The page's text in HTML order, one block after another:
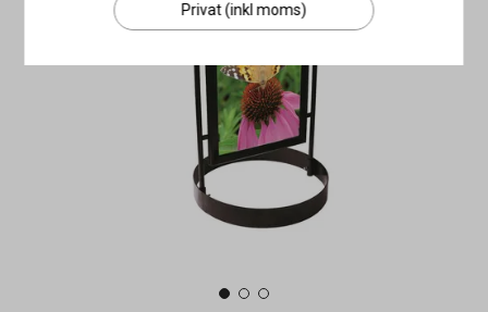
Privat (inkl moms)